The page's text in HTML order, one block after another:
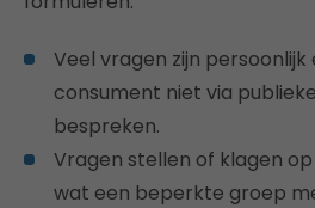
Veel vragen zijn persoonlijk
consument niet via
bespreken.
Vragen stellen of klagen
wat een beperkte groep